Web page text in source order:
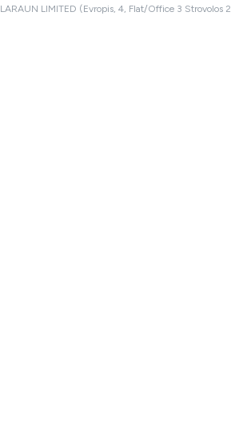
LARAUN LIMITED (Evropis, 4, Flat/Office 3 Strovolos